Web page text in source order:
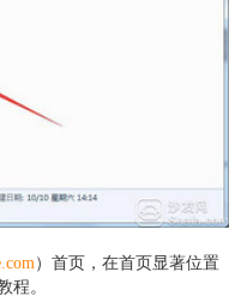
）首页，在首页显著位置
程。